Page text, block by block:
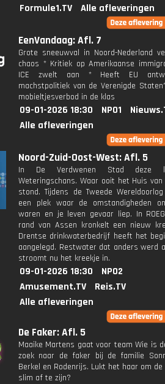
Formule1.TV
Alle afleveringen
EenVandaag: Afl. 7
Grote sneeuwval in Noord-Nederland
chaos * Kritiek op Amerikaanse
ICE zwelt aan * Heeft EU
machstpolitiek van de Verenigde
mobieltjesverbod in de klas
09-01-2026 18:30 NPO1
Alle afleveringen
Noord-Zuid-Oost-West: Afl. 5
In De Verdwenen Stad deze
Weteringschans. Waar ooit het Huis
stond. Tijdens de Tweede
een plek waar de omstandigheden
waren en je leven gevaar liep. In
rand van Assen kronkelt een nieuw
Drentse drinkwaterbedrijf heeft het
aangelegd. Restwater dat anders werd
stroomt nu het kreekje in.
09-01-2026 18:30
NPO2
Amusement.TV
Reis.TV
Alle afleveringen
De Faker: Afl. 5
Maaike Martens gaat voor team Wie is
zoek naar de faker bij de familie
Berkel en Rodenrijs. Lukt het haar om
slim af te zijn?